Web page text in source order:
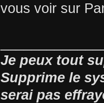
vous voir sur
Je peux tout
Supprime le
serai pas